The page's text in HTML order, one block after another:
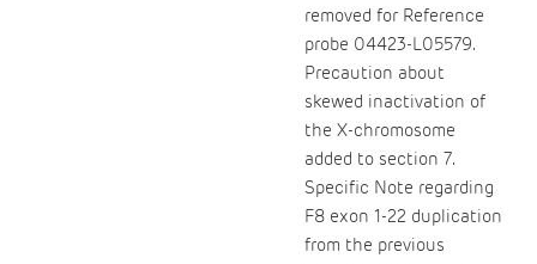
removed for Reference
probe 04423-L05579.
Precaution about
skewed inactivation of
the X-chromosome
added to section 7.
Specific Note regarding
F8 exon 1-22 duplication
from the previous